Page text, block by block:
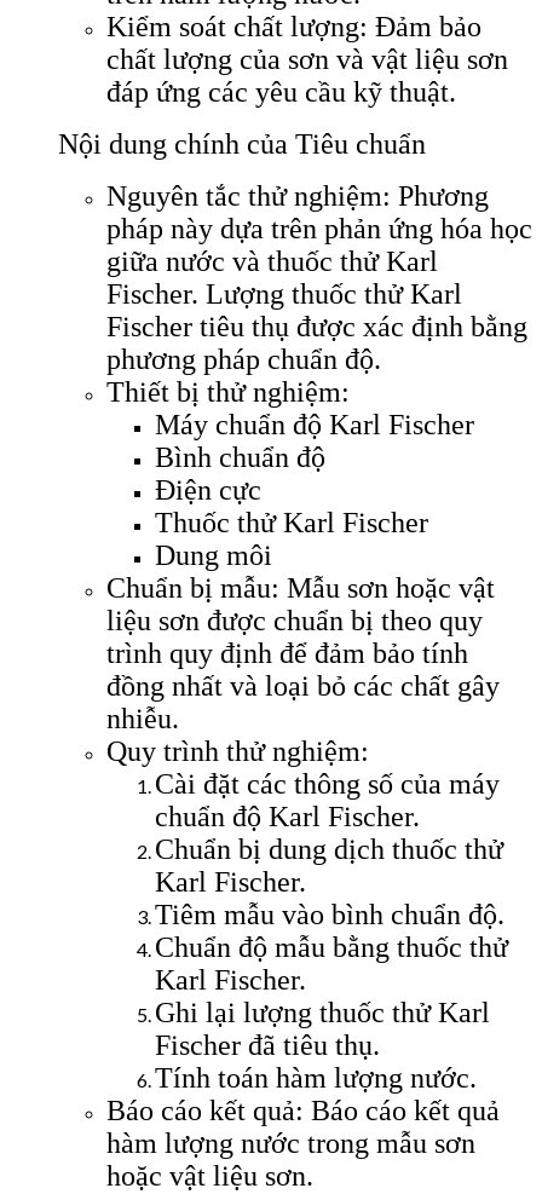
Kiểm soát chất lượng: Đảm bảo
chất lượng của sơn và vật liệu sơn
đáp ứng các yêu cầu kỹ thuật.
Nội dung chính của Tiêu chuẩn
Nguyên tắc thử nghiệm: Phương
pháp này dựa trên phản ứng hóa học
giữa nước và thuốc thử Karl
Fischer. Lượng thuốc thử Karl
Fischer tiêu thụ được xác định bằng
phương pháp chuẩn độ.
Thiết bị thử nghiệm:
Máy chuẩn độ Karl Fischer
Bình chuẩn độ
Điện cực
Thuốc thử Karl Fischer
Dung môi
Chuẩn bị mẫu: Mẫu sơn hoặc vật
liệu sơn được chuẩn bị theo quy
trình quy định để đảm bảo tính
đồng nhất và loại bỏ các chất gây
nhiễu.
Quy trình thử nghiệm:
Cài đặt các thông số của máy
chuẩn độ Karl Fischer.
Chuẩn bị dung dịch thuốc thử
Karl Fischer.
Tiêm mẫu vào bình chuẩn độ.
Chuẩn độ mẫu bằng thuốc thử
Karl Fischer.
Ghi lại lượng thuốc thử Karl
Fischer đã tiêu thụ.
Tính toán hàm lượng nước.
Báo cáo kết quả: Báo cáo kết quả
hàm lượng nước trong mẫu sơn
hoặc vật liệu sơn.